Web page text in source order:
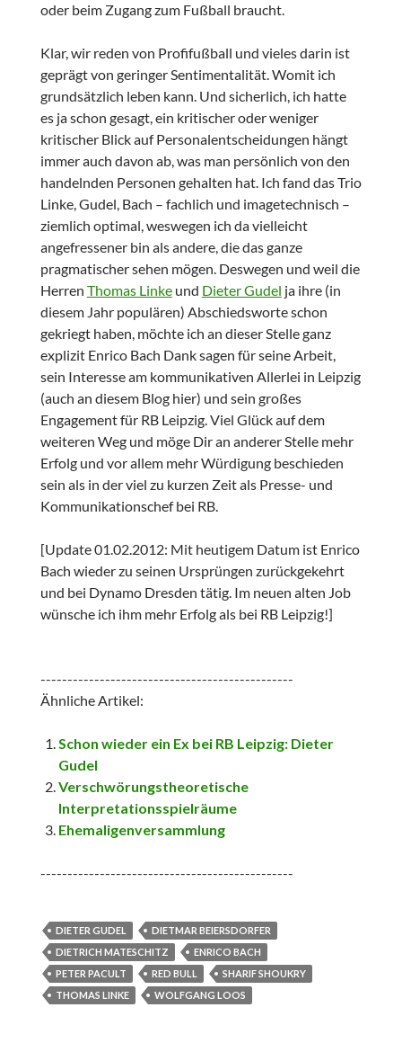
oder beim Zugang zum Fußball braucht.
Klar, wir reden von Profifußball und vieles darin ist
geprägt von geringer Sentimentalität. Womit ich
grundsätzlich leben kann. Und sicherlich, ich hatte
es ja schon gesagt, ein kritischer oder weniger
kritischer Blick auf Personalentscheidungen hängt
immer auch davon ab, was man persönlich von den
handelnden Personen gehalten hat. Ich fand das Trio
Linke, Gudel, Bach – fachlich und imagetechnisch –
ziemlich optimal, weswegen ich da vielleicht
angefressener bin als andere, die das ganze
pragmatischer sehen mögen. Deswegen und weil die
Herren Thomas Linkeund Dieter Gudel ja ihre (in
diesem Jahr populären) Abschiedsworte schon
gekriegt haben, möchte ich an dieser Stelle ganz
explizit Enrico Bach Dank sagen für seine Arbeit,
sein Interesse am kommunikativen Allerlei in Leipzig
(auch an diesem Blog hier) und sein großes
Engagement für RB Leipzig. Viel Glück auf dem
weiteren Weg und möge Dir an anderer Stelle mehr
Erfolg und vor allem mehr Würdigung beschieden
sein als in der viel zu kurzen Zeit als Presse- und
Kommunikationschef bei RB.
[Update 01.02.2012: Mit heutigem Datum ist Enrico
Bach wieder zu seinen Ursprüngen zurückgekehrt
und bei Dynamo Dresden tätig. Im neuen alten Job
wünsche ich ihm mehr Erfolg als bei RB Leipzig!]
-----------------------------------------------
Ähnliche Artikel:
Schon wieder ein Ex bei RB Leipzig: Dieter
Gudel
Verschwörungstheoretische
Interpretationsspielräume
Ehemaligenversammlung
-----------------------------------------------
DIETER GUDEL
DIETMAR BEIERSDORFER
DIETRICH MATESCHITZ
ENRICO BACH
PETER PACULT
RED BULL
SHARIF SHOUKRY
THOMAS LINKE
WOLFGANG LOOS